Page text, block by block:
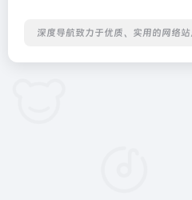
深度导航致力于优质、实用的网络站